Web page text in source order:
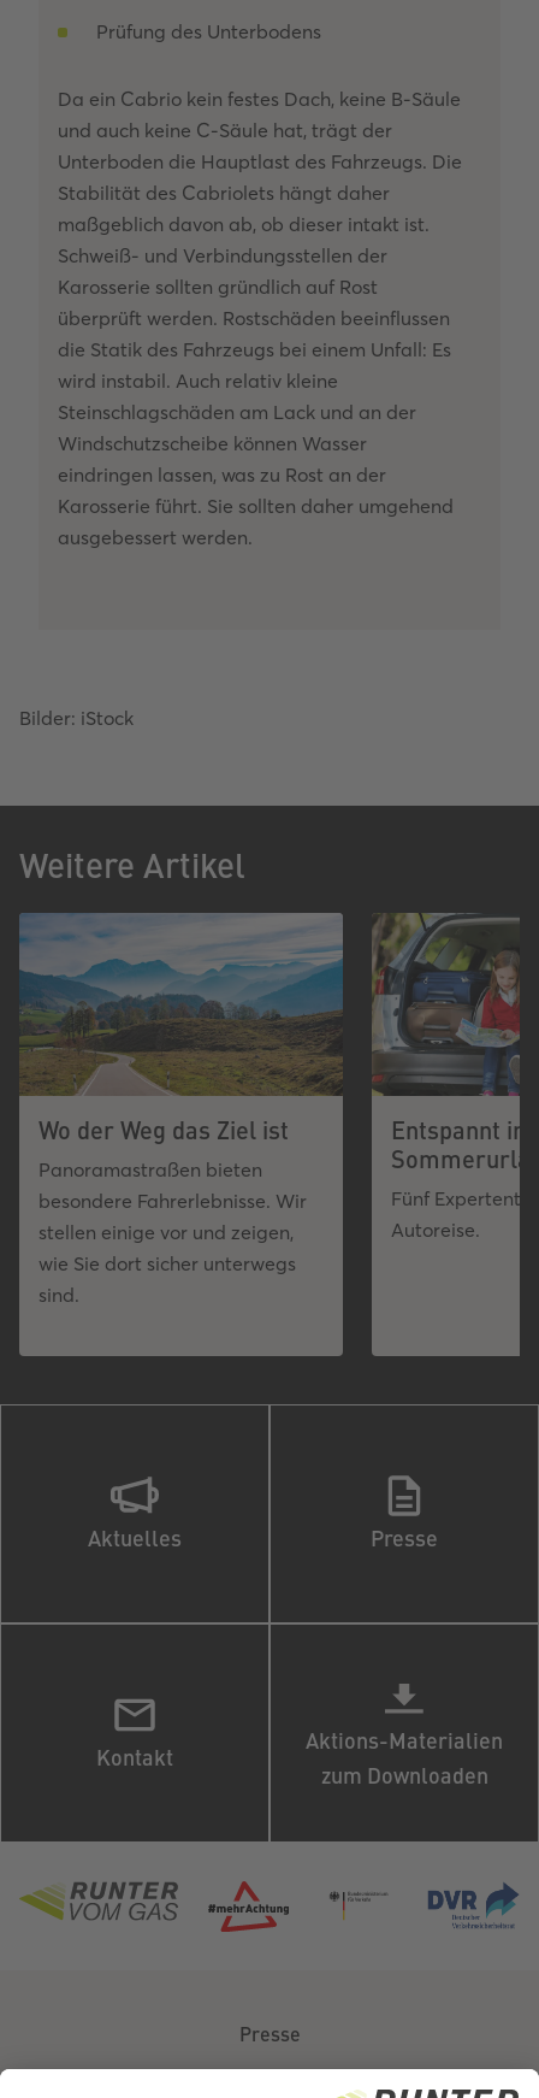
Prüfung des Unterbodens
Da ein Cabrio kein festes Dach, keine B-Säule
und auch keine C-Säule hat, trägt der
Unterboden die Hauptlast des Fahrzeugs. Die
Stabilität des Cabriolets hängt daher
maßgeblich davon ab, ob dieser intakt ist.
Schweiß- und Verbindungsstellen der
Karosserie sollten gründlich auf Rost
überprüft werden. Rostschäden beeinflussen
die Statik des Fahrzeugs bei einem Unfall: Es
wird instabil. Auch relativ kleine
Steinschlagschäden am Lack und an der
Windschutzscheibe können Wasser
eindringen lassen, was zu Rost an der
Karosserie führt. Sie sollten daher umgehend
ausgebessert werden.
Bilder: iStock
Weitere Artikel
Wo der Weg das Ziel ist
Panoramastraßen bieten
besondere Fahrerlebnisse. Wir
stellen einige vor und zeigen,
wie Sie dort sicher unterwegs
sind.
Entspannt in
Fünf
Autoreise.
Aktuelles Presse
Kontakt
Aktions-Materialien
zum Downloaden
Presse